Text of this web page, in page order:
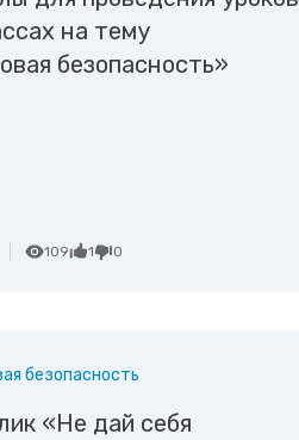
на тему
безопасность»
109 1 0
безопасность
«Не дай себя